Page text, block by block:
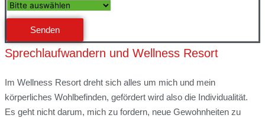
Senden
Sprechlaufwandern und Wellness Resort
Im Wellness Resort dreht sich alles um mich und mein
körperliches Wohlbefinden, gefördert wird also die Individualität.
Es geht nicht darum, mich zu fordern, neue Gewohnheiten zu